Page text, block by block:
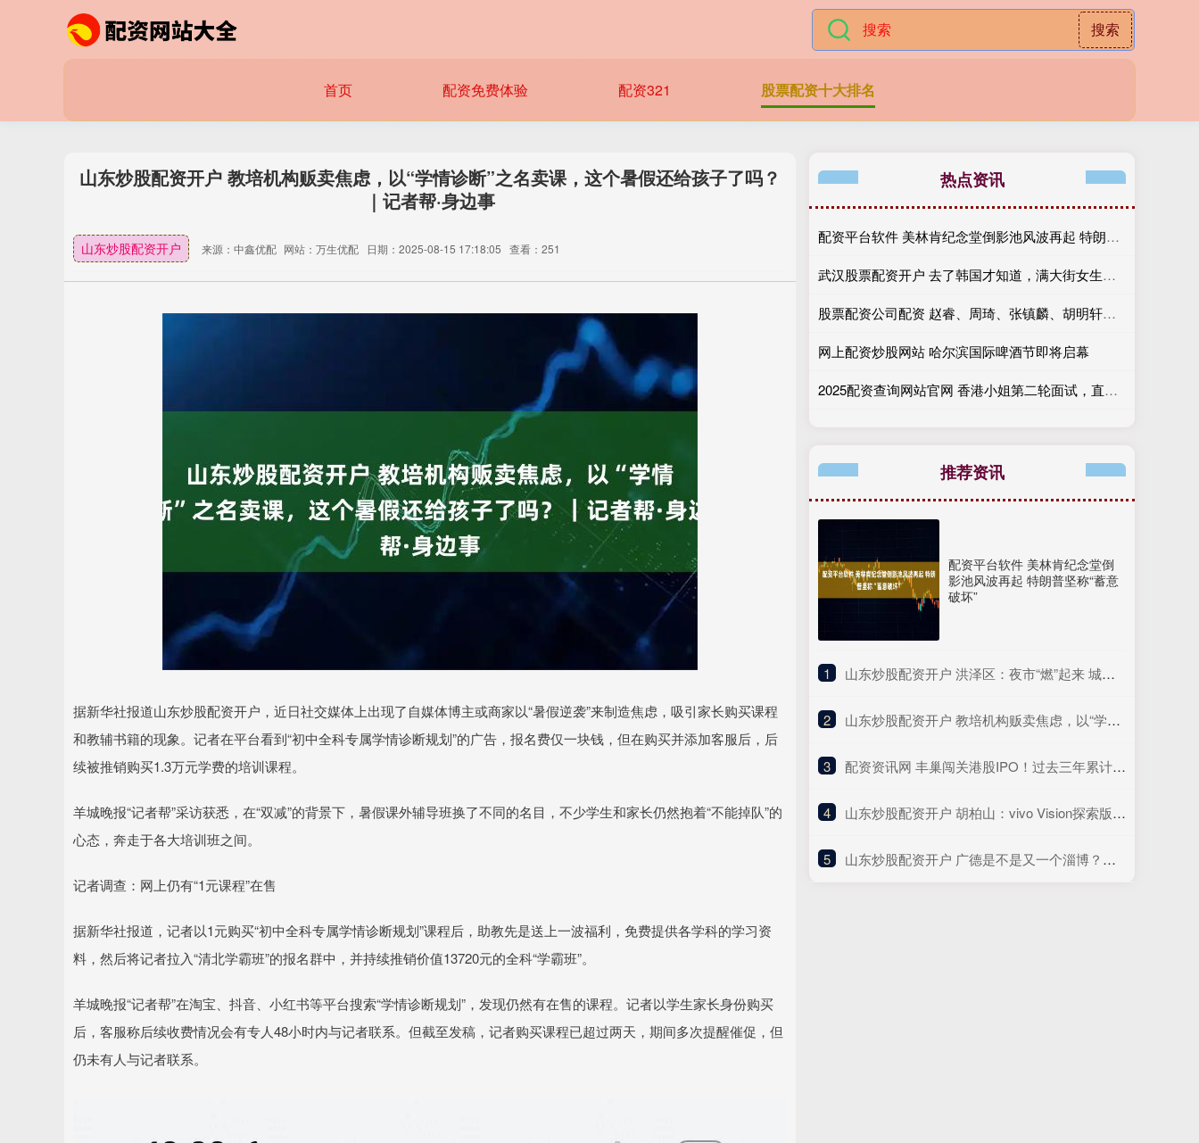
搜索
首页 配资免费体验 配资321 股票配资十大排名
山东炒股配资开户 教培机构贩卖焦虑，以“学情诊断”之名卖课，这个暑假还给孩子了吗？
｜记者帮·身边事
山东炒股配资开户 来源：中鑫优配 网站：万生优配 日期：2025-08-15 17:18:05 查看：251
据新华社报道山东炒股配资开户，近日社交媒体上出现了自媒体博主或商家以“暑假逆袭”来制造焦虑，吸引家长购买课程
和教辅书籍的现象。记者在平台看到“初中全科专属学情诊断规划”的广告，报名费仅一块钱，但在购买并添加客服后，后
续被推销购买1.3万元学费的培训课程。
羊城晚报“记者帮”采访获悉，在“双减”的背景下，暑假课外辅导班换了不同的名目，不少学生和家长仍然抱着“不能掉队”的
心态，奔走于各大培训班之间。
记者调查：网上仍有“1元课程”在售
据新华社报道，记者以1元购买“初中全科专属学情诊断规划”课程后，助教先是送上一波福利，免费提供各学科的学习资
料，然后将记者拉入“清北学霸班”的报名群中，并持续推销价值13720元的全科“学霸班”。
羊城晚报“记者帮”在淘宝、抖音、小红书等平台搜索“学情诊断规划”，发现仍然有在售的课程。记者以学生家长身份购买
后，客服称后续收费情况会有专人48小时内与记者联系。但截至发稿，记者购买课程已超过两天，期间多次提醒催促，但
仍未有人与记者联系。
热点资讯
配资平台软件 美林肯纪念堂倒影池风波再起 特朗普坚称“蓄意破坏”
武汉股票配资开户 去了韩国才知道，满大街女生都是穿“平底鞋+白袜”，洋气又减龄
股票配资公司配资 赵睿、周琦、张镇麟、胡明轩再次缺席！原因曝光，只有一人受伤
网上配资炒股网站 哈尔滨国际啤酒节即将启幕
2025配资查询网站官网 香港小姐第二轮面试，直播选手穿泳装出镜，百万网红惊喜入围
推荐资讯
配资平台软件 美林肯纪念堂倒
影池风波再起 特朗普坚称“蓄意
破坏”
1 ​山东炒股配资开户 洪泽区：夜市“燃”起来 城市“亮”起来
2 ​山东炒股配资开户 教培机构贩卖焦虑，以“学情诊断”之名卖课，这个暑假还给孩子了吗？｜记者帮·身边事
3 ​配资资讯网 丰巢闯关港股IPO！过去三年累计亏损37亿元
4 ​山东炒股配资开户 胡柏山：vivo Vision探索版这次不会销售，出海可能在5年后
5 ​山东炒股配资开户 广德是不是又一个淄博？答案重要吗？